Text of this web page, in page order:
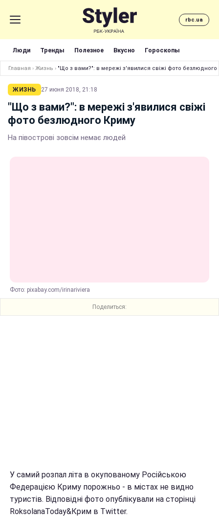
rbc.ua
Люди Тренды Полезное Вкусно Гороскопы
Главная › Жизнь › "Що з вами?": в мережі з'явилися свіжі фото безлюдного
ЖИЗНЬ 27 июня 2018, 21:18
"Що з вами?": в мережі з'явилися свіжі
фото безлюдного Криму
На півострові зовсім немає людей
Фото: pixabay.com/irinariviera
Поделиться:
У самий розпал літа в окупованому Російською
Федерацією Криму порожньо - в містах не видно
туристів. Відповідні фото опублікували на сторінці
RoksolanaToday&Крим в Twitter.